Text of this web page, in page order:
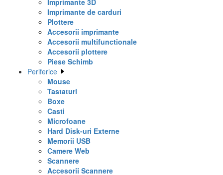
Imprimante 3D
Imprimante de carduri
Plottere
Accesorii imprimante
Accesorii multifunctionale
Accesorii plottere
Piese Schimb
Periferice
Mouse
Tastaturi
Boxe
Casti
Microfoane
Hard Disk-uri Externe
Memorii USB
Camere Web
Scannere
Accesorii Scannere